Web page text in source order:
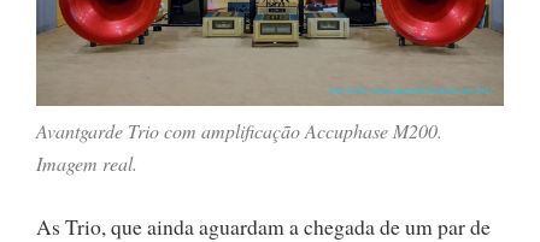
Avantgarde Trio com amplificação Accuphase M200.
Imagem real.
As Trio, que ainda aguardam a chegada de um par de